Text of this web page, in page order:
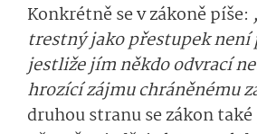
Konkrétně se v zákoně píše:
trestný jako přestupek není
jestliže jím někdo odvrací
hrozící zájmu chráněnému
druhou stranu se zákon